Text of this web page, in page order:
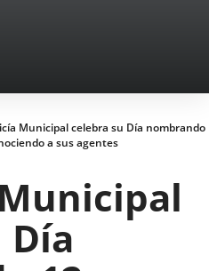
Municipal celebra su Día nombrando
a sus agentes
Día